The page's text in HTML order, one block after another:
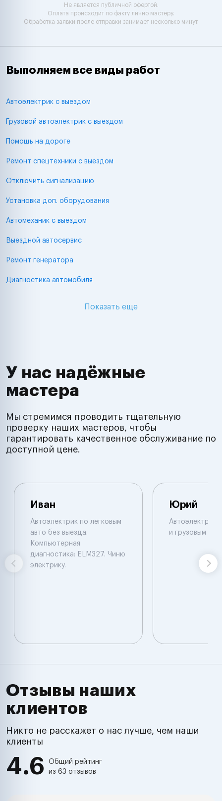
Не является публичной офертой.
Оплата происходит по факту лично мастеру.
Обработка заявки после отправки занимает несколько минут.
Выполняем все виды работ
Автоэлектрик с выездом
Грузовой автоэлектрик с выездом
Помощь на дороге
Ремонт спецтехники с выездом
Отключить сигнализацию
Установка доп. оборудования
Автомеханик с выездом
Выездной автосервис
Ремонт генератора
Диагностика автомобиля
Показать еще
У нас надёжные
мастера
Мы стремимся проводить тщательную
проверку наших мастеров, чтобы
гарантировать качественное обслуживание по
доступной цене.
Иван
Автоэлектрик по легковым
авто без выезда.
Компьютерная
диагностика: ELM327. Чиню
электрику.
Юрий
Автоэлектрик
и грузовым
Отзывы наших
клиентов
Никто не расскажет о нас лучше, чем наши
клиенты
4.6
Общий рейтинг
из 63 отзывов